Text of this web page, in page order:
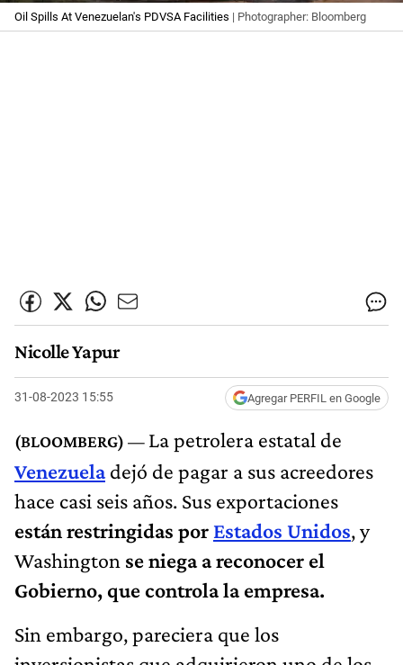
Oil Spills At Venezuelan's PDVSA Facilities | Photographer: Bloomberg
Nicolle Yapur
31-08-2023 15:55 Agregar PERFIL en Google
La petrolera estatal de
Venezueladejó de pagar a sus acreedores
hace casi seis años. Sus exportaciones
están restringidas por Estados Unidos, y
Washington se niega a reconocer el
Gobierno, que controla la empresa.
Sin embargo, pareciera que los